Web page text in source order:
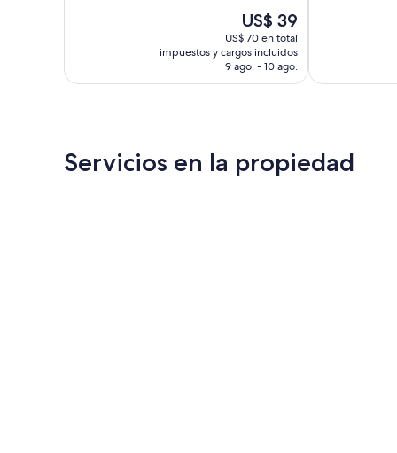
El
precio
actual
es
de
US$ 39
US$ 70 en total
impuestos y cargos incluidos
9 ago. - 10 ago.
Servicios en la propiedad